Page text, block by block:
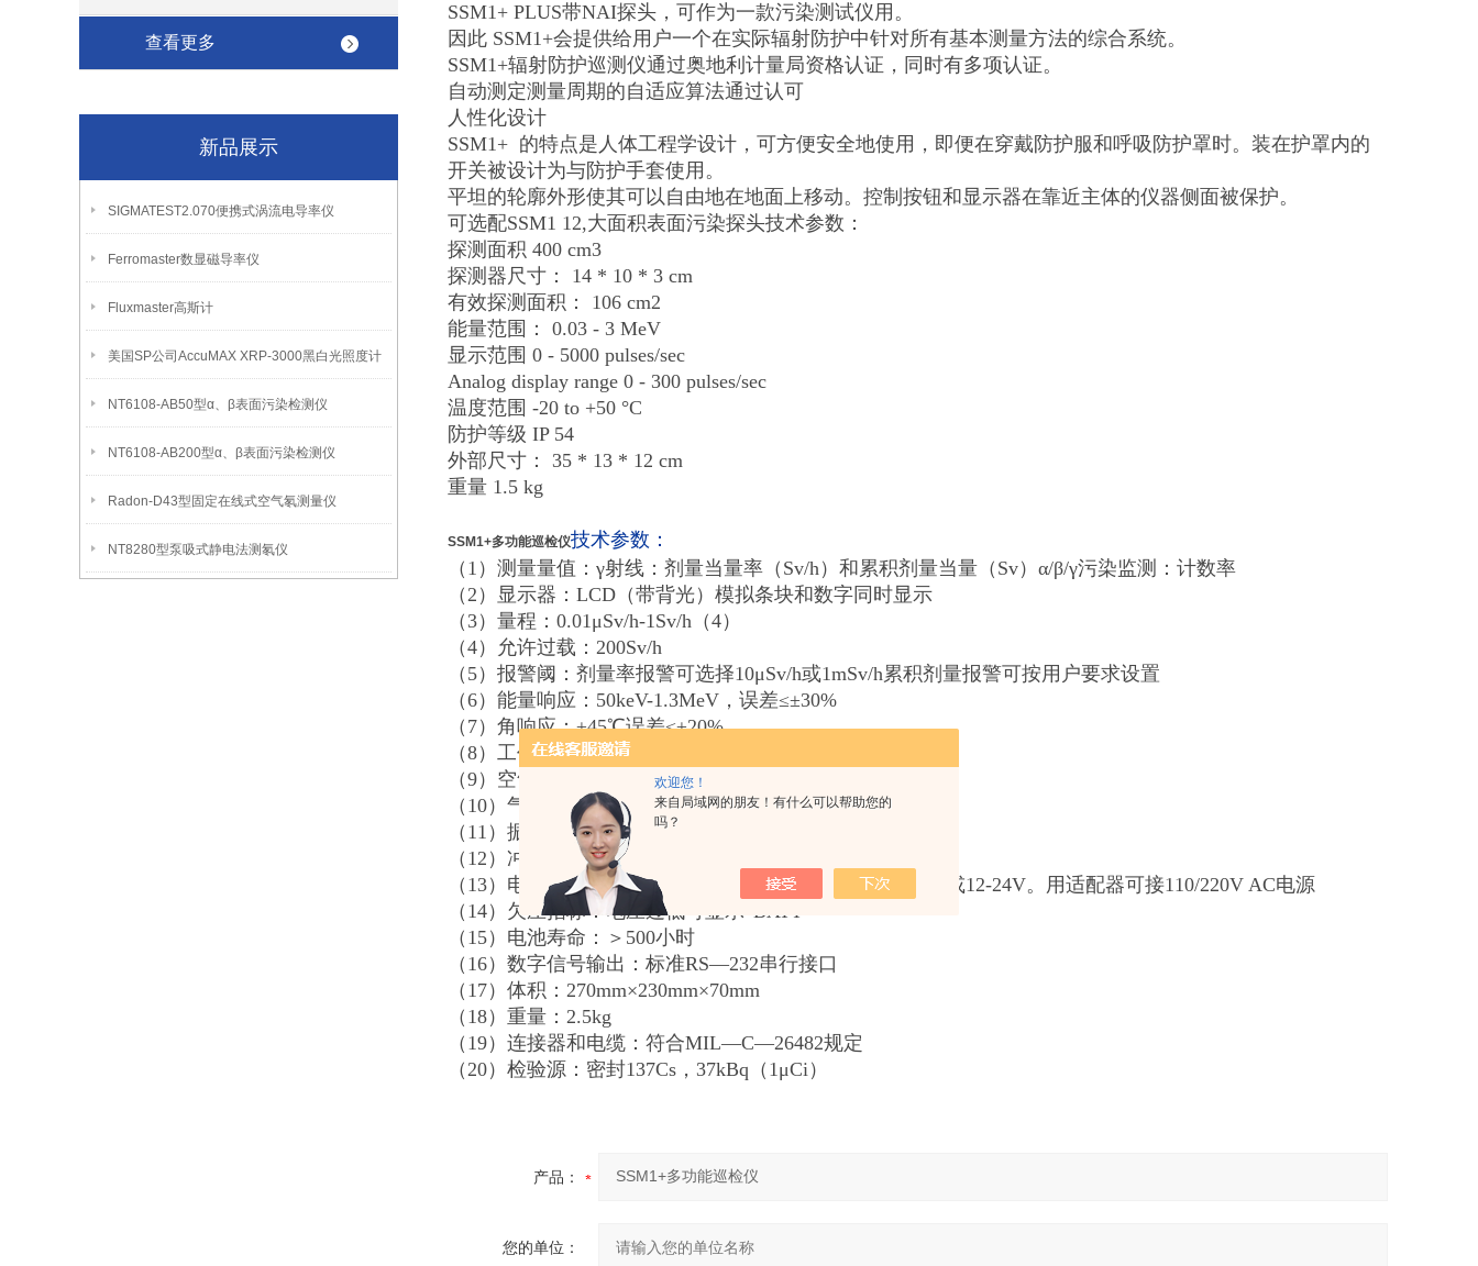
欢迎您！
来自局域网的朋友！有什么可以帮助您的
吗？
查看更多
新品展示
SIGMATEST2.070便携式涡流电导率仪
Ferromaster数显磁导率仪
Fluxmaster高斯计
美国SP公司AccuMAX XRP-3000黑白光照度计
NT6108-AB50型α、β表面污染检测仪
NT6108-AB200型α、β表面污染检测仪
Radon-D43型固定在线式空气氡测量仪
NT8280型泵吸式静电法测氡仪
SSM1+ PLUS带NAI探头，可作为一款污染测试仪用。
因此 SSM1+会提供给用户一个在实际辐射防护中针对所有基本测量方法的综合系统。
SSM1+辐射防护巡测仪通过奥地利计量局资格认证，同时有多项认证。
自动测定测量周期的自适应算法通过认可
人性化设计
SSM1+ 的特点是人体工程学设计，可方便安全地使用，即便在穿戴防护服和呼吸防护罩时。装在护罩内的
开关被设计为与防护手套使用。
平坦的轮廓外形使其可以自由地在地面上移动。控制按钮和显示器在靠近主体的仪器侧面被保护。
可选配SSM1 12,大面积表面污染探头技术参数：
探测面积 400 cm3
探测器尺寸： 14 * 10 * 3 cm
有效探测面积： 106 cm2
能量范围： 0.03 - 3 MeV
显示范围 0 - 5000 pulses/sec
Analog display range 0 - 300 pulses/sec
温度范围 -20 to +50 °C
防护等级 IP 54
外部尺寸： 35 * 13 * 12 cm
重量 1.5 kg
SSM1+多功能巡检仪技术参数：
（1）测量量值：γ射线：剂量当量率（Sv/h）和累积剂量当量（Sv）α/β/γ污染监测：计数率
（2）显示器：LCD（带背光）模拟条块和数字同时显示
（3）量程：0.01μSv/h-1Sv/h（4）
（4）允许过载：200Sv/h
（5）报警阈：剂量率报警可选择10μSv/h或1mSv/h累积剂量报警可按用户要求设置
（6）能量响应：50keV-1.3MeV，误差≤±30%
（7）角响应：±45℃误差≤±20%
（8）工作环境温度：-30℃- +50℃
（9）空气湿度：0-100RH
（10）气压：60kPa-120kPa
（11）振动：5g@50Hz，5min
（12）冲击：允许在坚硬的地面上1米高处自由落下
（13）电源：2节1.5V1号电池（D type）。可外接DC3-5V或12-24V。用适配器可接110/220V AC电源
（14）欠压指标：电压过低可显示“BATT"
（15）电池寿命：＞500小时
（16）数字信号输出：标准RS—232串行接口
（17）体积：270mm×230mm×70mm
（18）重量：2.5kg
（19）连接器和电缆：符合MIL—C—26482规定
（20）检验源：密封137Cs，37kBq（1μCi）
产品：
您的单位：